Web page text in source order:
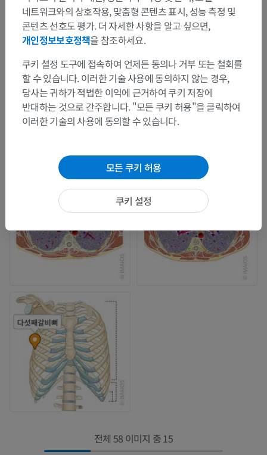
전체 58 이미지 중 15
네트워크와의 상호작용, 맞춤형 콘텐츠 표시, 성능 측정 및
콘텐츠 선호도 평가. 더 자세한 사항을 알고 싶으면,
개인정보보호정책을 참조하세요.
쿠키 설정 도구에 접속하여 언제든 동의나 거부 또는 철회를
할 수 있습니다. 이러한 기술 사용에 동의하지 않는 경우,
당사는 귀하가 적법한 이익에 근거하여 쿠키 저장에
반대하는 것으로 간주합니다. "모든 쿠키 허용"을 클릭하여
이러한 기술의 사용에 동의할 수 있습니다.
모든 쿠키 허용
쿠키 설정